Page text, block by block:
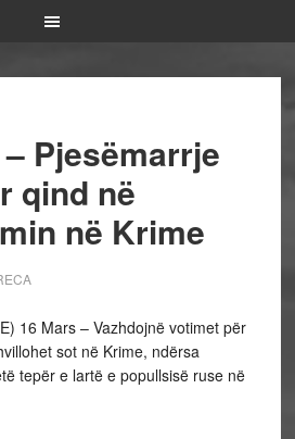
Pjesëmarrje
qind në
në Krime
16 Mars – Vazhdojnë votimet për
sot në Krime, ndërsa
tepër e lartë e popullsisë ruse në